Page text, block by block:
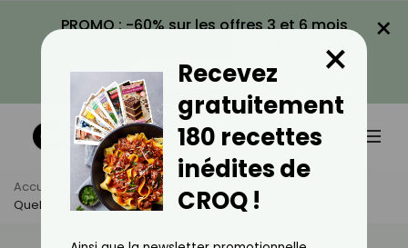
PROMO : -60% sur les offres 3 et 6 mois
VOIR LA PROMO
×
Accueil Actus
Santé
Quelle Eau Facilite Le Transit Intestinal ?
Recevez
gratuitement
180 recettes
inédites de
CROQ !
×